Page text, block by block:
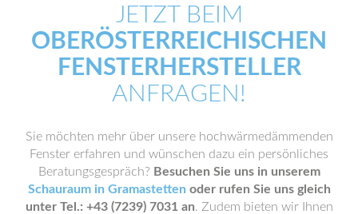
JETZT BEIM
OBERÖSTERREICHISCHEN
FENSTERHERSTELLER
ANFRAGEN!
Sie möchten mehr über unsere hochwärmedämmenden
Fenster erfahren und wünschen dazu ein persönliches
Beratungsgespräch? Besuchen Sie uns in unserem
Schauraum in Gramastetten oder rufen Sie uns gleich
unter Tel.: +43 (7239) 7031 an. Zudem bieten wir Ihnen